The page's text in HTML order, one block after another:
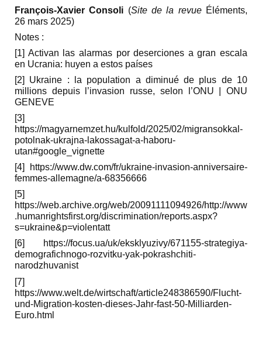
François-Xavier Consoli (Site de la revueÉléments,
26 mars 2025)
Notes :
[1] Activan las alarmas por deserciones a gran escala
en Ucrania: huyen a estos países
[2] Ukraine : la population a diminué de plus de 10
millions depuis l’invasion russe, selon l’ONU | ONU
GENEVE
[3]
https://magyarnemzet.hu/kulfold/2025/02/migransokkal-
potolnak-ukrajna-lakossagat-a-haboru-
utan#google_vignette
[4] https://www.dw.com/fr/ukraine-invasion-anniversaire-
femmes-allemagne/a-68356666
[5]
https://web.archive.org/web/20091111094926/http://www
.humanrightsfirst.org/discrimination/reports.aspx?
s=ukraine&p=violentatt
[6] https://focus.ua/uk/eksklyuzivy/671155-strategiya-
demografichnogo-rozvitku-yak-pokrashchiti-
narodzhuvanist
[7]
https://www.welt.de/wirtschaft/article248386590/Flucht-
und-Migration-kosten-dieses-Jahr-fast-50-Milliarden-
Euro.html